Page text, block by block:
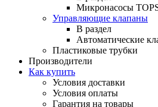
Микронасосы
Управляющие клапаны
В раздел
Автоматические
Пластиковые трубки
Производители
Как купить
Условия доставки
Условия оплаты
Гарантия на товары